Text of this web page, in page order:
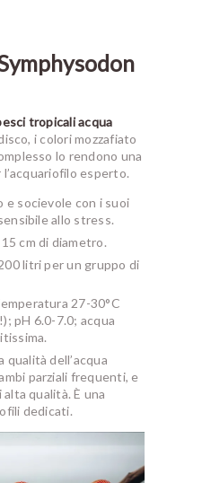
tropicali acqua
i colori mozzafiato
lo rendono una
esperto.
e socievole con i suoi
allo stress.
15 cm di diametro.
litri per un gruppo di
27-30°C
pH 6.0-7.0; acqua
qualità dell’acqua
parziali frequenti, e
qualità. È una
dedicati.